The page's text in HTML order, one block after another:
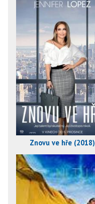
Znovu ve hře (2018)